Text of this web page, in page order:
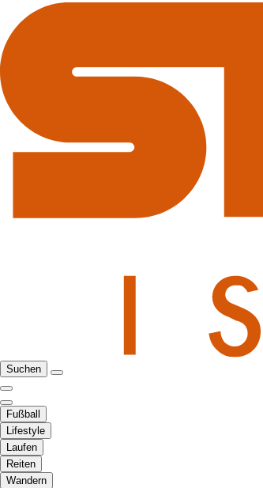
Suchen
Fußball
Lifestyle
Laufen
Reiten
Wandern